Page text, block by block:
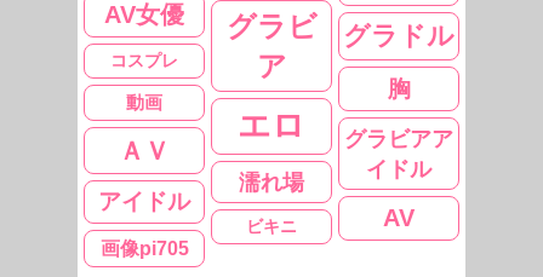
AV女優
グラビ
ア
グラドル
コスプレ
胸
動画
エロ
グラビアア
イドル
ＡＶ
濡れ場
アイドル
AV
ビキニ
画像pi705